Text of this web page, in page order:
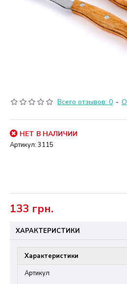
Всего отзывов: 0 -
133 грн.
НЕТ В НАЛИЧИИ
Артикул: 3115
ХАРАКТЕРИСТИКИ
Характеристики
Артикул